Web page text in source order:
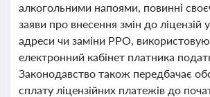
алкогольними напоями, повинні
заяви про внесення змін до ліцензій
адреси чи заміни РРО,
електронний кабінет платника
Законодавство також передбачає
сплату ліцензійних платежів до